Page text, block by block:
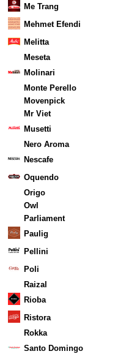
Me Trang
Mehmet Efendi
Melitta
Meseta
Molinari
Monte Perello
Movenpick
Mr Viet
Musetti
Nero Aroma
Nescafe
Oquendo
Origo
Owl
Parliament
Paulig
Pellini
Poli
Raizal
Rioba
Ristora
Rokka
Santo Domingo